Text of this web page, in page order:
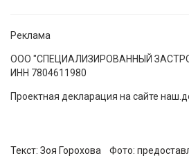
Реклама
ООО "СПЕЦИАЛИЗИРОВАННЫЙ
ИНН 7804611980
Проектная декларация на сайте
Текст: Зоя Горохова Фото: